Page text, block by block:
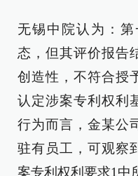
无锡中院认为：
态，但其评价报告
创造性，不符合授
认定涉案专利权利
行为而言，金某公
驻有员工，可观察
案专利权利要求1中